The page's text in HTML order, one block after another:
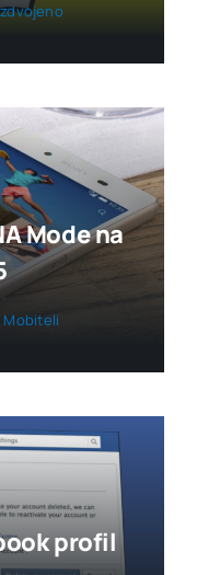
Mode na
Mobiteli
profil